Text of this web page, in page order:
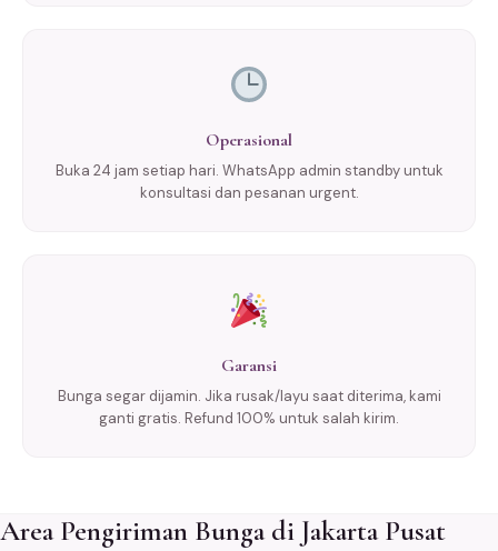
Operasional
Buka 24 jam setiap hari. WhatsApp admin standby untuk
konsultasi dan pesanan urgent.
Garansi
Bunga segar dijamin. Jika rusak/layu saat diterima, kami
ganti gratis. Refund 100% untuk salah kirim.
Area Pengiriman Bunga di Jakarta Pusat